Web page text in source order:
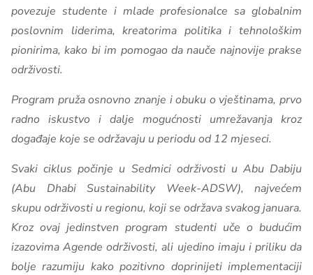
povezuje studente i mlade profesionalce sa globalnim
poslovnim liderima, kreatorima politika i tehnološkim
pionirima, kako bi im pomogao da nauče najnovije prakse
održivosti.
Program pruža osnovno znanje i obuku o vještinama, prvo
radno iskustvo i dalje mogućnosti umrežavanja kroz
događaje koje se održavaju u periodu od 12 mjeseci.
Svaki ciklus počinje u Sedmici održivosti u Abu Dabiju
(Abu Dhabi Sustainability Week-ADSW), najvećem
skupu održivosti u regionu, koji se održava svakog januara.
Kroz ovaj jedinstven program studenti uče o budućim
izazovima Agende održivosti, ali ujedino imaju i priliku da
bolje razumiju kako pozitivno doprinijeti implementaciji